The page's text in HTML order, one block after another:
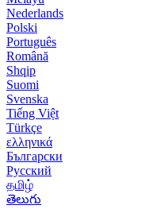
Nederlands
Polski
Português
Română
Shqip
Suomi
Svenska
Tiếng Việt
Türkçe
ελληνικά
Български
Русский
தமிழ்
తెలుగు